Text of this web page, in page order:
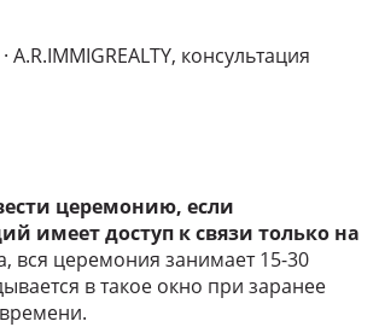
· A.R.IMMIGREALTY, консультация
церемонию, если
имеет доступ к связи только на
вся церемония занимает 15-30
в такое окно при заранее